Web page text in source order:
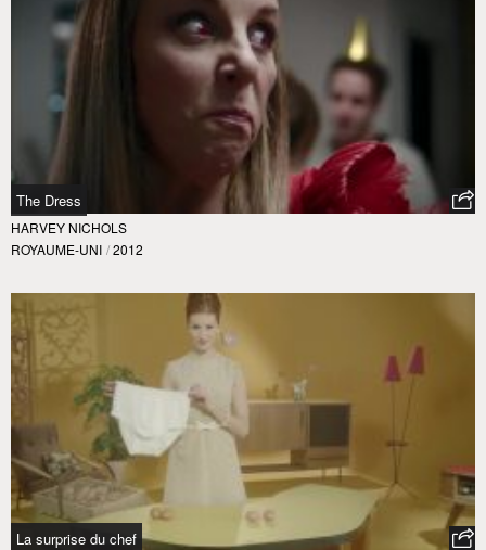
The Dress
HARVEY NICHOLS
ROYAUME-UNI / 2012
La surprise du chef